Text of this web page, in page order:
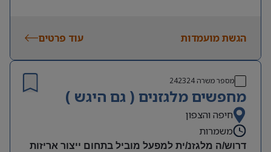
הגשת מועמדות עוד פרטים
מספר משרה242324
מחפשים מלגזנים ( גם היגש )
חיפה והצפון
משמרות
דרוש/ה מלגזנ/ית למפעל מוביל בתחום ייצור אריזות